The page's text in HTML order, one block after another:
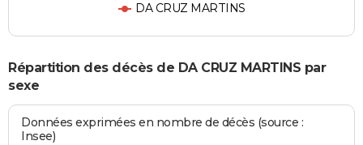
DA CRUZ MARTINS
Répartition des décès de DA CRUZ MARTINS par
sexe
Données exprimées en nombre de décès (source :
Insee)